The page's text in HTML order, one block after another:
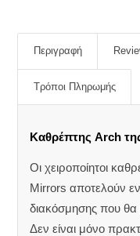
Περιγραφή
Τρόποι Πληρωμής
Καθρέπτης Arch
Οι χειροποίητοι
Mirrors αποτελούν
διακόσμησης που
Δεν είναι μόνο